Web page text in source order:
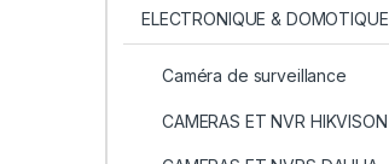
ELECTRONIQUE & DOMOTIQUE
Caméra de surveillance
CAMERAS ET NVR HIKVISON